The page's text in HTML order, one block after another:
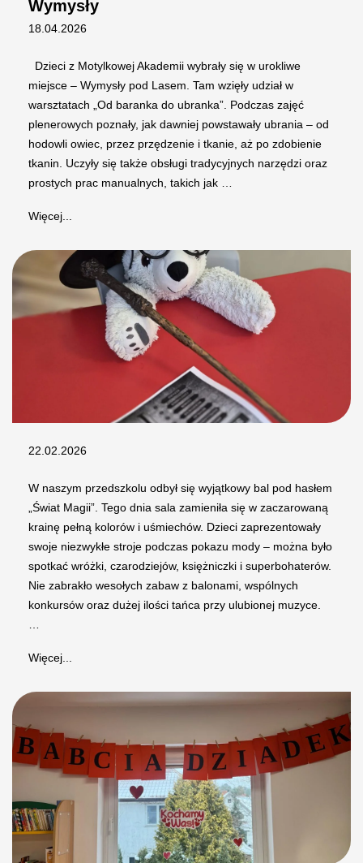
Wymysły
18.04.2026
Dzieci z Motylkowej Akademii wybrały się w urokliwe
miejsce – Wymysły pod Lasem. Tam wzięły udział w
warsztatach „Od baranka do ubranka”. Podczas zajęć
plenerowych poznały, jak dawniej powstawały ubrania – od
hodowli owiec, przez przędzenie i tkanie, aż po zdobienie
tkanin. Uczyły się także obsługi tradycyjnych narzędzi oraz
prostych prac manualnych, takich jak …
Więcej...
22.02.2026
W naszym przedszkolu odbył się wyjątkowy bal pod hasłem
„Świat Magii”. Tego dnia sala zamieniła się w zaczarowaną
krainę pełną kolorów i uśmiechów. Dzieci zaprezentowały
swoje niezwykłe stroje podczas pokazu mody – można było
spotkać wróżki, czarodziejów, księżniczki i superbohaterów.
Nie zabrakło wesołych zabaw z balonami, wspólnych
konkursów oraz dużej ilości tańca przy ulubionej muzyce.
Więcej...